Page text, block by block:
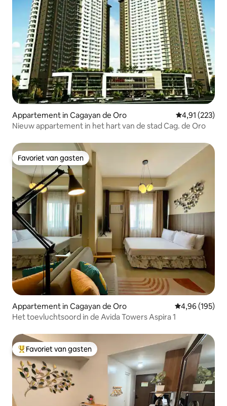
Appartement in Cagayan de Oro Gemiddelde
4,91 (223)
Nieuw appartement in het hart van de stad Cag. de Oro
Favoriet van gasten
Favoriet van gasten
Appartement in Cagayan de Oro Gemiddelde
4,96 (195)
Het toevluchtsoord in de Avida Towers Aspira 1
Topfavoriet van gasten
Favoriet van gasten